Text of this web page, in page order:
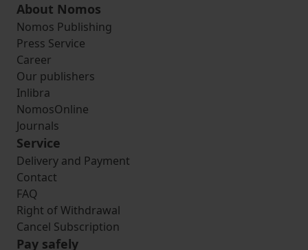
About Nomos
Nomos Publishing
Press Service
Career
Our publishers
Inlibra
NomosOnline
Journals
Service
Delivery and Payment
Contact
FAQ
Right of Withdrawal
Cancel Subscription
Pay safely